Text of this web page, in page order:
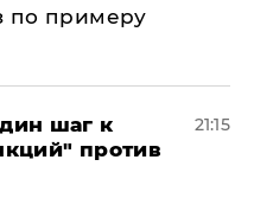
по примеру
шаг к
против
21:15